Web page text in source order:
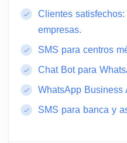
Clientes
empresas.
SMS para centros
Chat Bot para
WhatsApp Business
SMS para banca y